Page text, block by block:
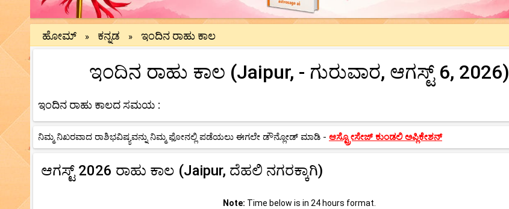
ಹೋಮ್ » ಕನ್ನಡ » ಇಂದಿನ ರಾಹು ಕಾಲ
ಇಂದಿನ ರಾಹು ಕಾಲ (Jaipur, - ಗುರುವಾರ, ಆಗಸ್ಟ್ 6, 2026)
ಇಂದಿನ ರಾಹು ಕಾಲದ ಸಮಯ :
ನಿಮ್ಮ ನಿಖರವಾದ ರಾಶಿಭವಿಷ್ಯವನ್ನು ನಿಮ್ಮ ಫೋನಲ್ಲಿ ಪಡೆಯಲು ಈಗಲೇ ಡೌನ್ಲೋಡ್ ಮಾಡಿ - ಆಸ್ಟ್ರೋಸೇಜ್ ಕುಂಡಲಿ ಅಪ್ಲಿಕೇಶನ್
ಆಗಸ್ಟ್ 2026 ರಾಹು ಕಾಲ (Jaipur, ದೆಹಲಿ ನಗರಕ್ಕಾಗಿ)
Note: Time below is in 24 hours format.